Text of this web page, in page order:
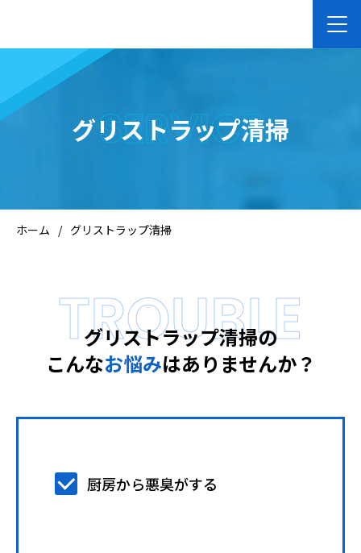
ホーム
企業向けサービス
お知らせ
お役立ち情報
事例集
よくあるご質問
SERVICE
グリストラップ清掃
ホーム / グリストラップ清掃
TROUBLE
グリストラップ清掃の
こんなお悩みはありませんか？
厨房から悪臭がする